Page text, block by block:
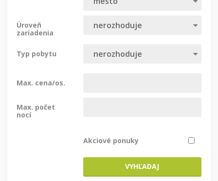
Úroveň
zariadenia
Typ pobytu
Max. cena/os.
Max. počet
nocí
Akciové ponuky
VYHĽADAJ